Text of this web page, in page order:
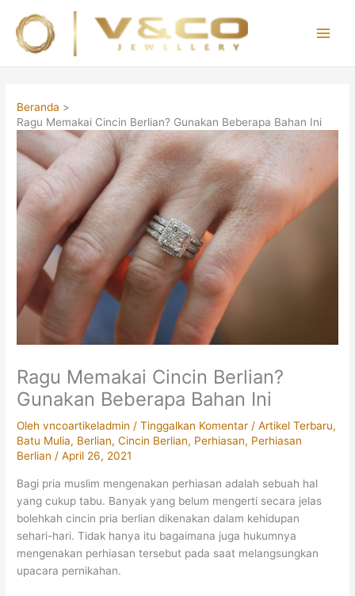
konten
Beranda
Ragu Memakai Cincin Berlian? Gunakan Beberapa Bahan Ini
Ragu Memakai Cincin Berlian?
Gunakan Beberapa Bahan Ini
Olehvncoartikeladmin/Tinggalkan Komentar /Artikel Terbaru,
Batu Mulia, Berlian,Cincin Berlian, Perhiasan, Perhiasan
Berlian /April 26, 2021
Bagi pria muslim mengenakan perhiasan adalah sebuah hal
yang cukup tabu. Banyak yang belum mengerti secara jelas
bolehkah cincin pria berlian dikenakan dalam kehidupan
sehari-hari. Tidak hanya itu bagaimana juga hukumnya
mengenakan perhiasan tersebut pada saat melangsungkan
upacara pernikahan.